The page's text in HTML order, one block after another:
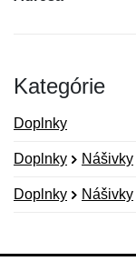
Kategórie
Doplnky
Doplnky Nášivky
Doplnky Nášivky